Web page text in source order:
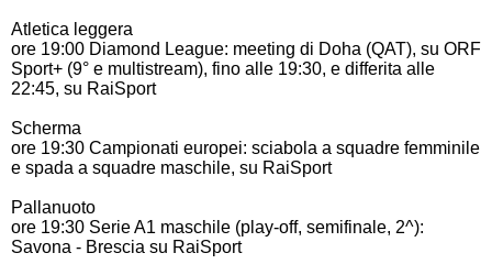
Atletica leggera
ore 19:00 Diamond League: meeting di Doha (QAT), su ORF
Sport+ (9° e multistream), fino alle 19:30, e differita alle
22:45, su RaiSport
Scherma
ore 19:30 Campionati europei: sciabola a squadre femminile
e spada a squadre maschile, su RaiSport
Pallanuoto
ore 19:30 Serie A1 maschile (play-off, semifinale, 2^):
Savona - Brescia su RaiSport